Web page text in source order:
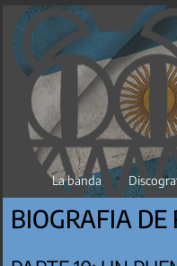
La banda
BIOGRAFIA DE